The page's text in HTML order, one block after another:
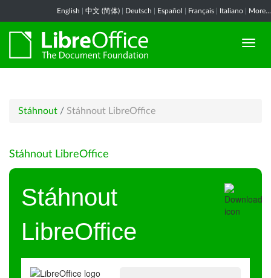
English 中文 (简体) Deutsch Español Français Italiano More...
Stáhnout / Stáhnout LibreOffice
Stáhnout LibreOffice
Stáhnout
LibreOffice